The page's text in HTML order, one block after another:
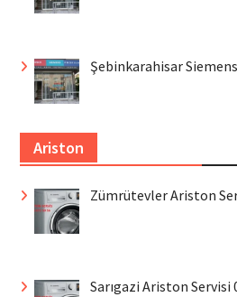
Şebinkarahisar
Ariston
Zümrütevler Ariston
Sarıgazi Ariston Servisi